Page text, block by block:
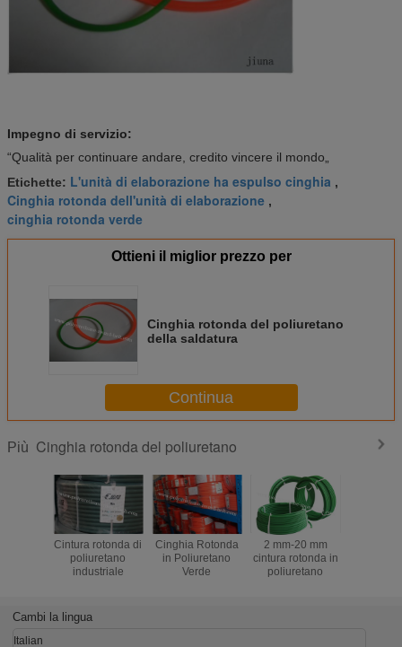
Impegno di servizio:
“Qualità per continuare andare, credito vincere il mondo„
Etichette: L'unità di elaborazione ha espulso cinghia ,
Cinghia rotonda dell'unità di elaborazione ,
cinghia rotonda verde
Ottieni il miglior prezzo per
Cinghia rotonda del poliuretano
della saldatura
Continua
Più Cinghia rotonda del poliuretano
Cintura rotonda di
poliuretano
industriale
Cinghia Rotonda
in Poliuretano
Verde
2 mm-20 mm
cintura rotonda in
poliuretano
Cambi la lingua
Italian